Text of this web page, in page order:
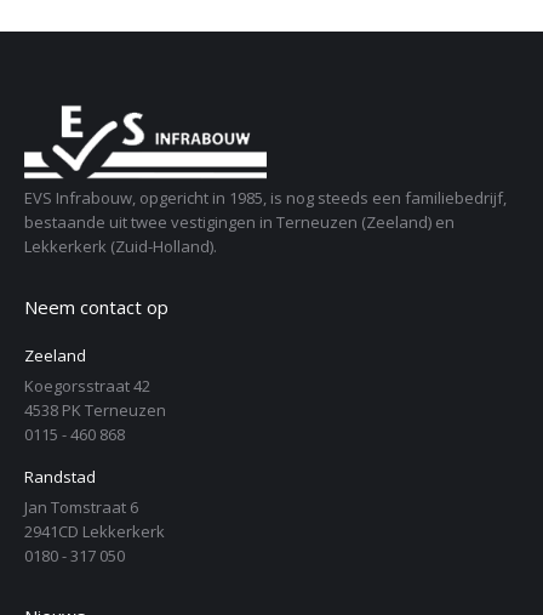
EVS Infrabouw, opgericht in 1985, is nog steeds een familiebedrijf,
bestaande uit twee vestigingen in Terneuzen (Zeeland) en
Lekkerkerk (Zuid-Holland).
Neem contact op
Zeeland
Koegorsstraat 42
4538 PK Terneuzen
0115 - 460 868
Randstad
Jan Tomstraat 6
2941CD Lekkerkerk
0180 - 317 050